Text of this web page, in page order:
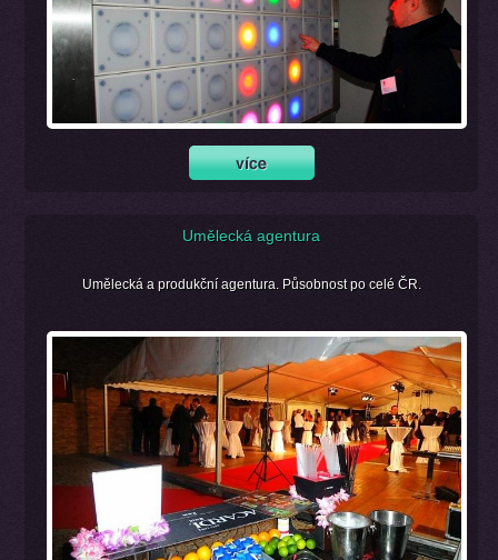
Umělecká agentura
Umělecká a produkční agentura. Působnost po celé ČR.